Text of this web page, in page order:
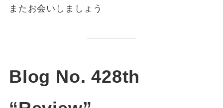
またお会いしましょう
Blog No. 428th